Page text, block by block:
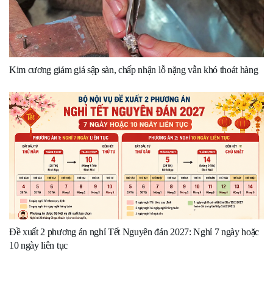
Kim cương giảm giá sập sàn, chấp nhận lỗ nặng vẫn khó thoát hàng
Đề xuất 2 phương án nghỉ Tết Nguyên đán 2027: Nghỉ 7 ngày hoặc
10 ngày liên tục